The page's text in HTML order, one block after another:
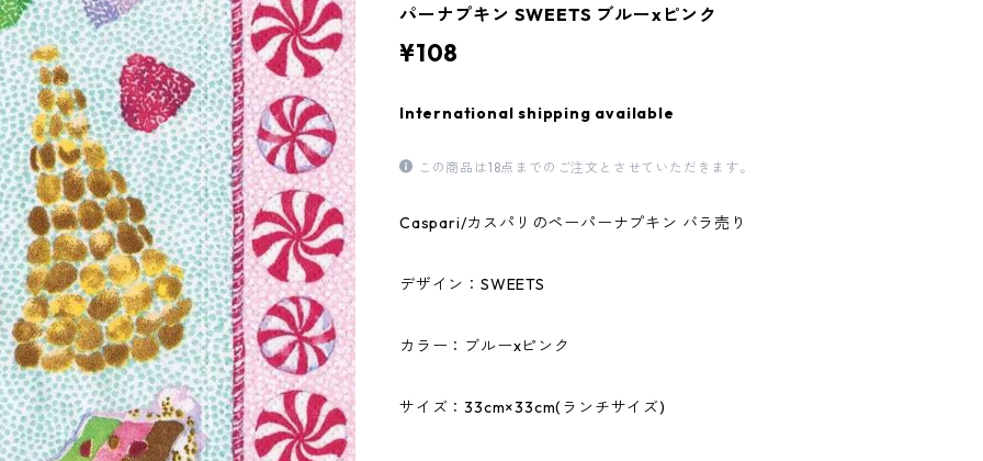
パーナプキン SWEETS ブルーxピンク
¥108
International shipping available
この商品は18点までのご注文とさせていただきます。
Caspari/カスパリのペーパーナプキン バラ売り
デザイン：SWEETS
カラー：ブルーxピンク
サイズ：33cm×33cm(ランチサイズ)